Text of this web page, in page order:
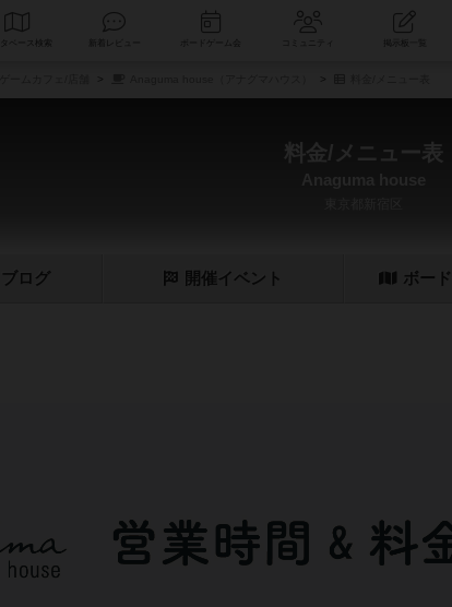
データベース コミュニティ
料金/メニュー表
ブログ 開催イベント ボード